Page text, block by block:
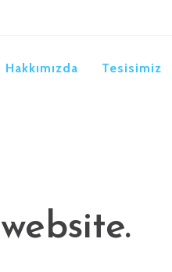
Hakkımızda Tesisimiz
the